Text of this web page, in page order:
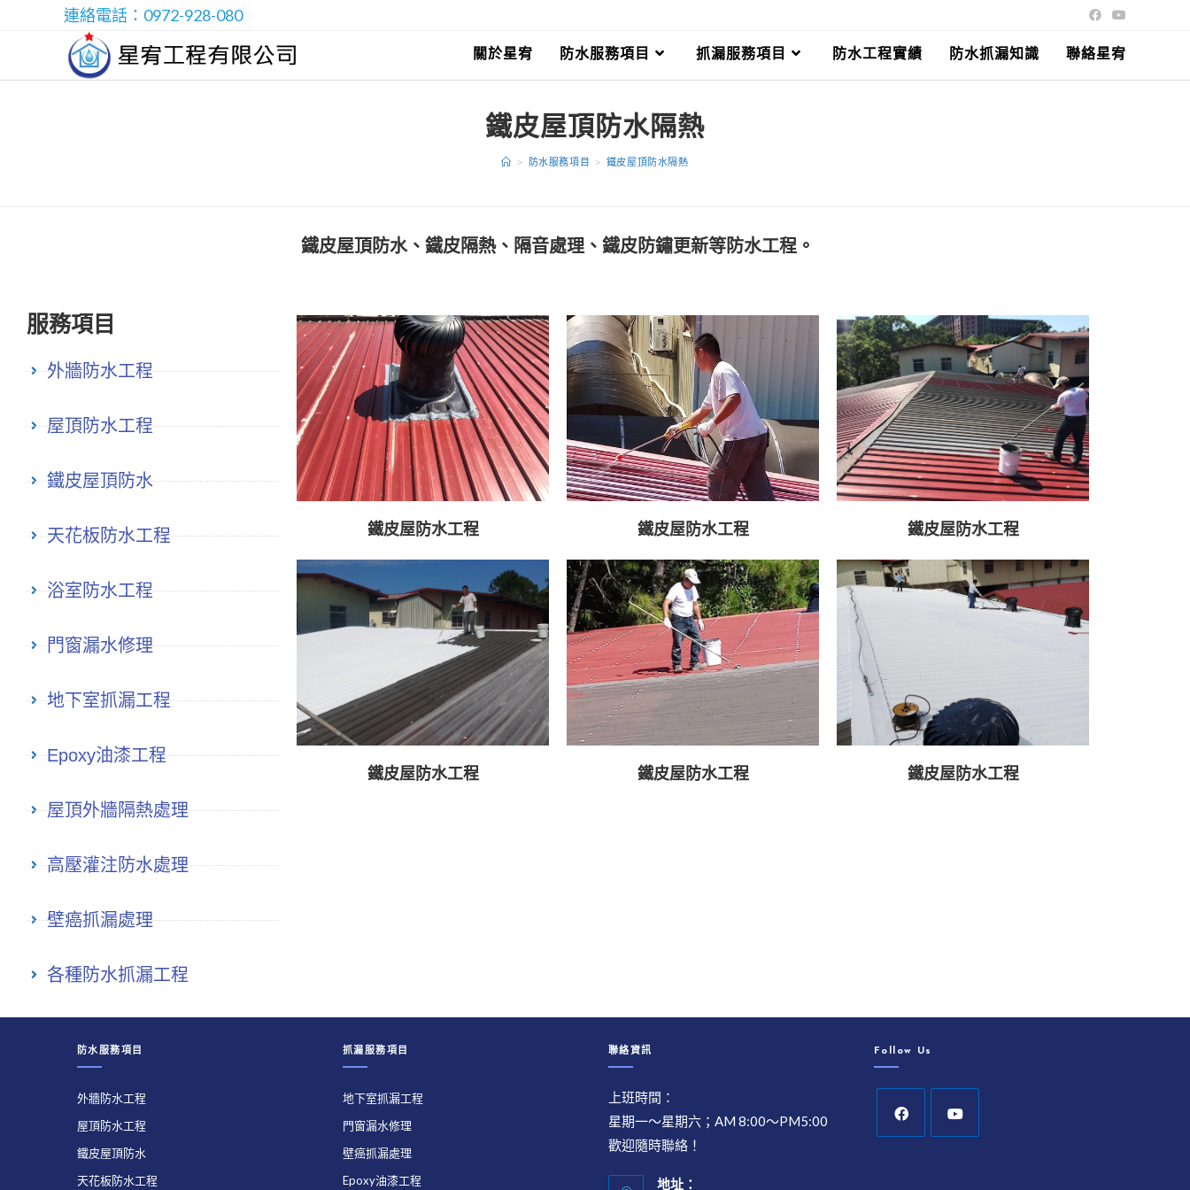
連絡電話：0972-928-080
關於星宥 防水服務項目 抓漏服務項目 防水工程實績 防水抓漏知識 聯絡星宥
鐵皮屋頂防水隔熱
> 防水服務項目 > 鐵皮屋頂防水隔熱
鐵皮屋頂防水、鐵皮隔熱、隔音處理、鐵皮防鏽更新等防水工程。
服務項目
外牆防水工程
屋頂防水工程
鐵皮屋頂防水
天花板防水工程
浴室防水工程
門窗漏水修理
地下室抓漏工程
Epoxy油漆工程
屋頂外牆隔熱處理
高壓灌注防水處理
壁癌抓漏處理
各種防水抓漏工程
鐵皮屋防水工程
鐵皮屋防水工程
鐵皮屋防水工程
鐵皮屋防水工程
鐵皮屋防水工程
鐵皮屋防水工程
防水服務項目
外牆防水工程
屋頂防水工程
鐵皮屋頂防水
天花板防水工程
抓漏服務項目
地下室抓漏工程
門窗漏水修理
壁癌抓漏處理
Epoxy油漆工程
聯絡資訊
上班時間：
星期一～星期六；AM 8:00～PM5:00
歡迎隨時聯絡！
地址：
Follow Us